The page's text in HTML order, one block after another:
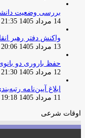
بررسی وضعیت
14 مرداد 1405 21:35
واکنش دفتر رهبر
13 مرداد 1405 20:06
حفظ باروری دو
12 مرداد 1405 21:30
ابلاغ آیین‌نامه
11 مرداد 1405 19:18
اوقات شرعی